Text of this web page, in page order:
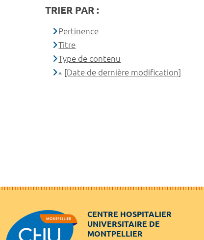
TRIER PAR :
Pertinence
Titre
Type de contenu
[Date de dernière modification]
CENTRE HOSPITALIER
UNIVERSITAIRE DE
MONTPELLIER